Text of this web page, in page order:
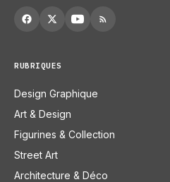
RUBRIQUES
Design Graphique
Art & Design
Figurines & Collection
Street Art
Architecture & Déco